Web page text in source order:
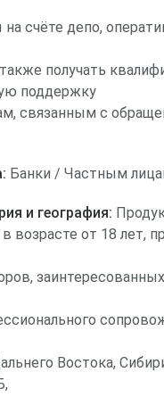
счёте депо,
получать
поддержку
связанным с
Банки / Частным
и география:
возрасте от 18 лет,
Востока,